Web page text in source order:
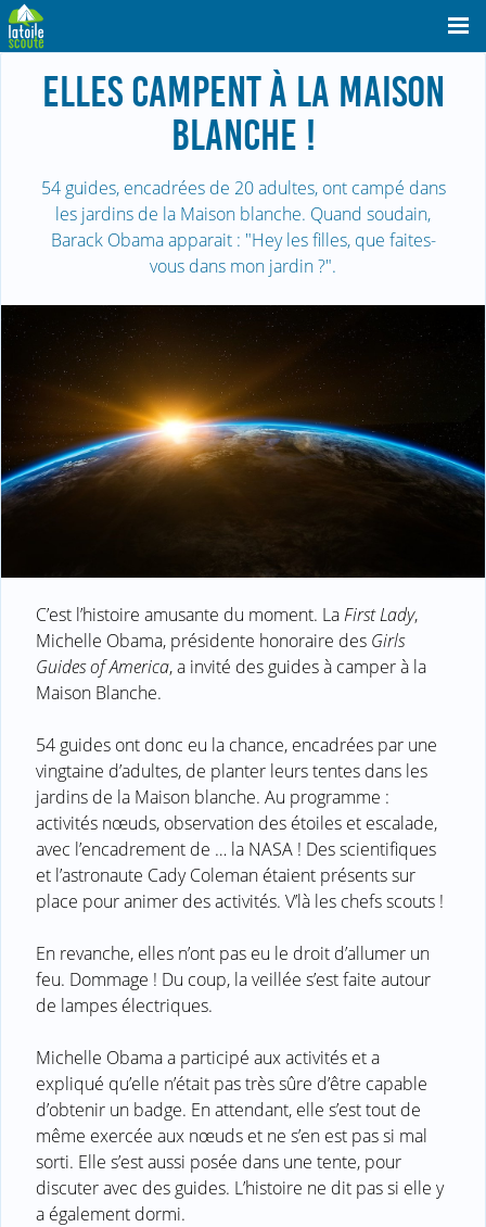
ELLES CAMPENT À LA MAISON
BLANCHE !
54 guides, encadrées de 20 adultes, ont campé dans
les jardins de la Maison blanche. Quand soudain,
Barack Obama apparait : "Hey les filles, que faites-
vous dans mon jardin ?".
C’est l’histoire amusante du moment. LaFirst Lady,
Michelle Obama, présidente honoraire des Girls
Guides of America, a invité des guides à camper à la
Maison Blanche.
54 guides ont donc eu la chance, encadrées par une
vingtaine d’adultes, de planter leurs tentes dans les
jardins de la Maison blanche. Au programme :
activités nœuds, observation des étoiles et escalade,
avec l’encadrement de … la NASA ! Des scientifiques
et l’astronaute Cady Coleman étaient présents sur
place pour animer des activités. V’là les chefs scouts !
En revanche, elles n’ont pas eu le droit d’allumer un
feu. Dommage ! Du coup, la veillée s’est faite autour
de lampes électriques.
Michelle Obama a participé aux activités et a
expliqué qu’elle n’était pas très sûre d’être capable
d’obtenir un badge. En attendant, elle s’est tout de
même exercée aux nœuds et ne s’en est pas si mal
sorti. Elle s’est aussi posée dans une tente, pour
discuter avec des guides. L’histoire ne dit pas si elle y
a également dormi.